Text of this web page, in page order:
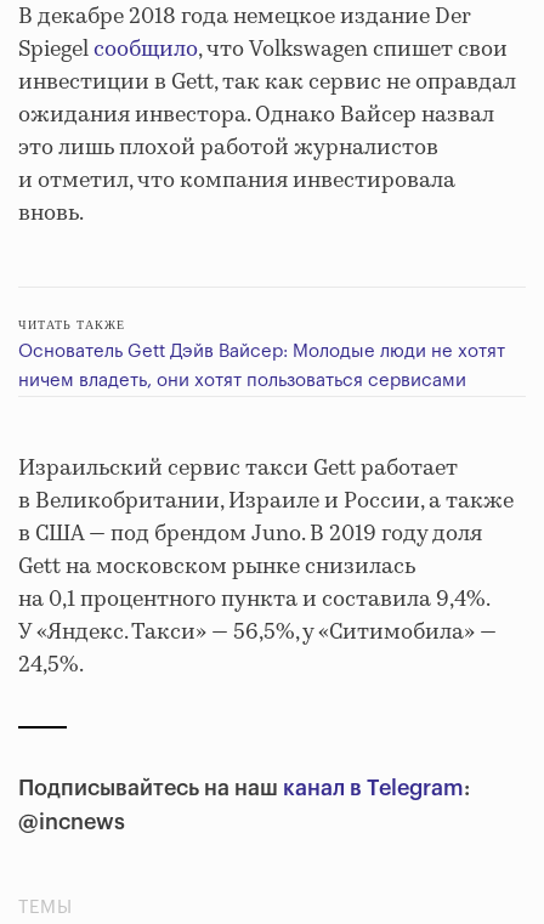
В декабре 2018 года немецкое издание Der
Spiegelсообщило, что Volkswagen спишет свои
инвестиции в Gett, так как сервис не оправдал
ожидания инвестора. Однако Вайсер назвал
это лишь плохой работой журналистов
и отметил, что компания инвестировала
вновь.
ЧИТАТЬ ТАКЖЕ
Основатель Gett Дэйв Вайсер: Молодые люди не хотят
ничем владеть, они хотят пользоваться сервисами
Израильский сервис такси Gett работает
в Великобритании, Израиле и России, а также
в США — под брендом Juno. В 2019 году доля
Gett на московском рынке снизилась
на 0,1 процентного пункта и составила 9,4%.
У «Яндекс. Такси» — 56,5%, у «Ситимобила» —
24,5%.
Подписывайтесь на наш канал в Telegram:
@incnews
ТЕМЫ